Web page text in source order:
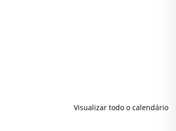
Visualizar todo o calendário